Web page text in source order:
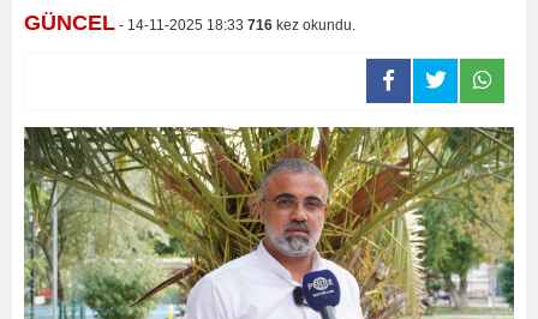
GÜNCEL - 14-11-2025 18:33 716 kez okundu.